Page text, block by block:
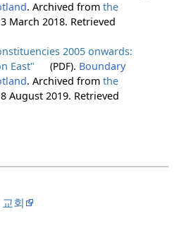
. Archived fromthe
March 2018. Retrieved
2005 onwards:
East"
(PDF). Boundary
. Archived fromthe
August 2019. Retrieved
회